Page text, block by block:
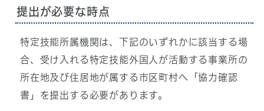
提出が必要な時点
特定技能所属機関は、下記のいずれかに該当する場
合、受け入れる特定技能外国人が活動する事業所の
所在地及び住居地が属する市区町村へ「協力確認
書」を提出する必要があります。